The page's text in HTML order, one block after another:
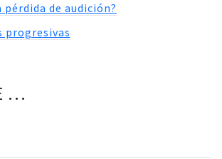
de audición?
progresivas
…